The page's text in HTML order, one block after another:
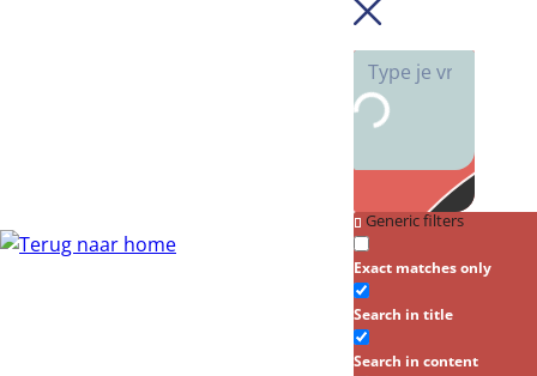
Generic filters
Exact matches only
Search in title
Search in content
Snel naar:
Hoe krijg ik
toegang tot
de
cursussen?